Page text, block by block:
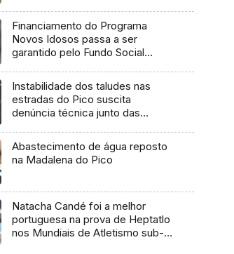
Financiamento do Programa
Novos Idosos passa a ser
garantido pelo Fundo Social
Instabilidade dos taludes nas
estradas do Pico suscita
denúncia técnica junto das
Abastecimento de água reposto
na Madalena do Pico
Natacha Candé foi a melhor
portuguesa na prova de Heptatlo
nos Mundiais de Atletismo sub-